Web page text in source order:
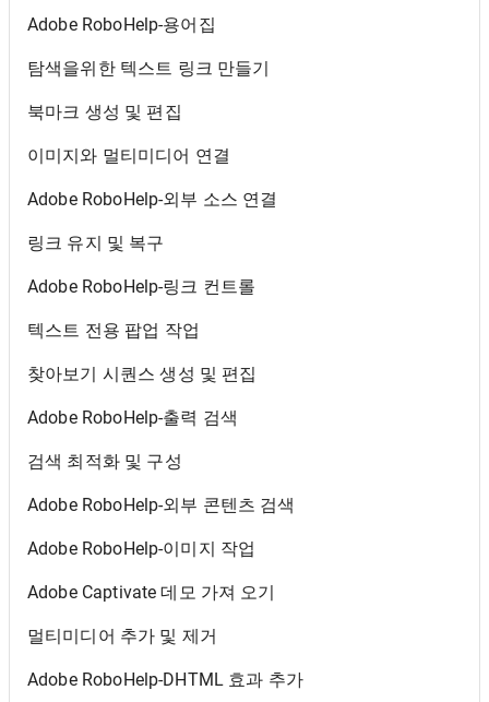
Adobe RoboHelp-용어집
탐색을위한 텍스트 링크 만들기
북마크 생성 및 편집
이미지와 멀티미디어 연결
Adobe RoboHelp-외부 소스 연결
링크 유지 및 복구
Adobe RoboHelp-링크 컨트롤
텍스트 전용 팝업 작업
찾아보기 시퀀스 생성 및 편집
Adobe RoboHelp-출력 검색
검색 최적화 및 구성
Adobe RoboHelp-외부 콘텐츠 검색
Adobe RoboHelp-이미지 작업
Adobe Captivate 데모 가져 오기
멀티미디어 추가 및 제거
Adobe RoboHelp-DHTML 효과 추가